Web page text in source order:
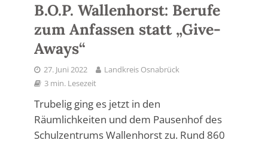
B.O.P. Wallenhorst: Berufe
zum Anfassen statt „Give-
Aways“
27. Juni 2022
Landkreis Osnabrück
3 min. Lesezeit
Trubelig ging es jetzt in den
Räumlichkeiten und dem Pausenhof des
Schulzentrums Wallenhorst zu. Rund 860